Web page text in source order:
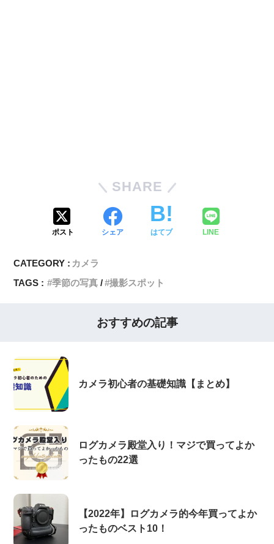
SHARE
ポスト シェア はてブ LINE
CATEGORY : カメラ
TAGS :
季節の写真 撮影スポット
おすすめの記事
カメラ初心者の基礎知識【まとめ】
ログカメラ殿堂入り！マジで買ってよか
ったもの22選
【2022年】ログカメラ的今年買ってよか
ったものベスト10！